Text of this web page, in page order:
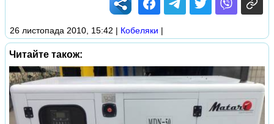
26 листопада 2010, 15:42 | Кобеляки |
Читайте також: